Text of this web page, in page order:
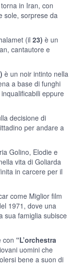
in Iran, con
sole, sorprese da
(il 23) è un
cantautore e
è un noir intinto nella
a base di funghi
eppure
decisione di
per andare a
Golino, Elodie e
vita di Goliarda
in carcere per il
come Miglior film
1971, dove una
sua famiglia subisce
con “L’orchestra
uomini che
bene a suon di